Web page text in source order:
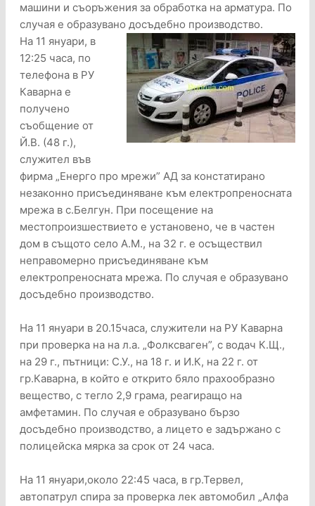
машини и съоръжения за обработка на арматура. По
случая е образувано досъдебно производство.
На 11 януари, в
12:25 часа, по
телефона в РУ
Каварна е
получено
съобщение от
Й.В. (48 г.),
служител във
фирма „Енерго про мрежи” АД за констатирано
незаконно присъединяване към електропреносната
мрежа в с.Белгун. При посещение на
местопроизшествието е установено, че в частен
дом в същото село А.М., на 32 г. е осъществил
неправомерно присъединяване към
електропреносната мрежа. По случая е образувано
досъдебно производство.
На 11 януари в 20.15часа, служители на РУ Каварна
при проверка на на л.а. „Фолксваген”, с водач К.Щ.,
на 29 г., пътници: С.У., на 18 г. и И.К, на 22 г. от
гр.Каварна, в който е открито бяло прахообразно
вещество, с тегло 2,9 грама, реагиращо на
амфетамин. По случая е образувано бързо
досъдебно производство, а лицето е задържано с
полицейска мярка за срок от 24 часа.
На 11 януари,около 22:45 часа, в гр.Тервел,
автопатрул спира за проверка лек автомобил „Алфа